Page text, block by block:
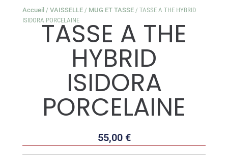
Accueil /VAISSELLE / MUG ET TASSE / TASSE A THE HYBRID
ISIDORA PORCELAINE
TASSE A THE
HYBRID
ISIDORA
PORCELAINE
55,00 €